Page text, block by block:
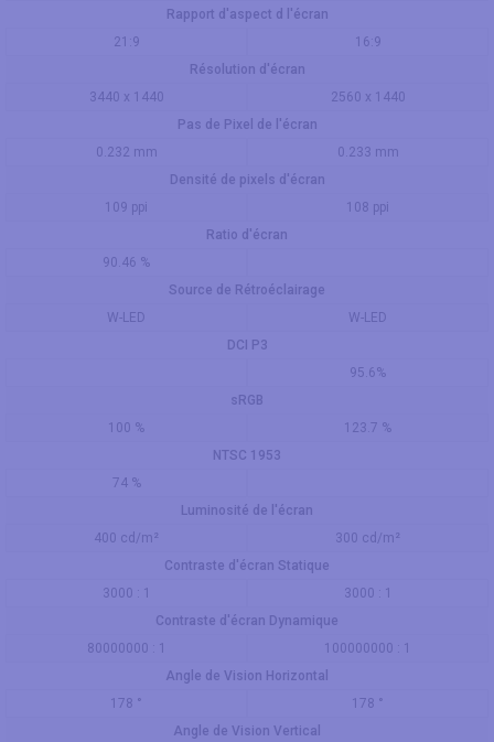
Rapport d'aspect d l'écran
21:9
16:9
Résolution d'écran
3440 x 1440
2560 x 1440
Pas de Pixel de l'écran
0.232 mm
0.233 mm
Densité de pixels d'écran
109 ppi
108 ppi
Ratio d'écran
90.46 %
Source de Rétroéclairage
W-LED
W-LED
DCI P3
95.6%
sRGB
100 %
123.7 %
NTSC 1953
74 %
Luminosité de l'écran
400 cd/m²
300 cd/m²
Contraste d'écran Statique
3000 : 1
3000 : 1
Contraste d'écran Dynamique
80000000 : 1
100000000 : 1
Angle de Vision Horizontal
178 °
178 °
Angle de Vision Vertical